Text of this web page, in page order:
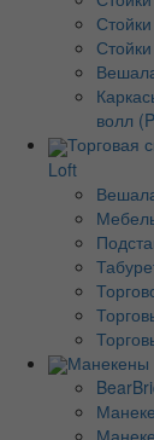
волл
Торговая
Loft
Манекены